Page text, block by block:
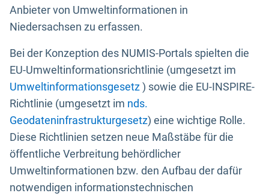
Anbieter von Umweltinformationen in
Niedersachsen zu erfassen.
Bei der Konzeption des NUMIS-Portals spielten die
EU-Umweltinformationsrichtlinie (umgesetzt im
Umweltinformationsgesetz) sowie die EU-INSPIRE-
Richtlinie (umgesetzt im nds.
Geodateninfrastrukturgesetz) eine wichtige Rolle.
Diese Richtlinien setzen neue Maßstäbe für die
öffentliche Verbreitung behördlicher
Umweltinformationen bzw. den Aufbau der dafür
notwendigen informationstechnischen